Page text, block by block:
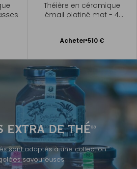
Théière en céramique
émail platiné mat - 4
Acheter 510 €
Ajouter
panier
EXTRA DE THÉ®
sont adaptés à une collection
savoureuses